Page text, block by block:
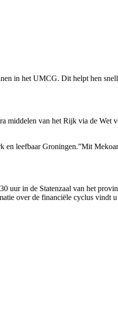
in het UMCG. Dit helpt hen
middelen van het Rijk via de Wet
en leefbaar Groningen.”Mit
uur in de Statenzaal van het
over de financiële cyclus vindt